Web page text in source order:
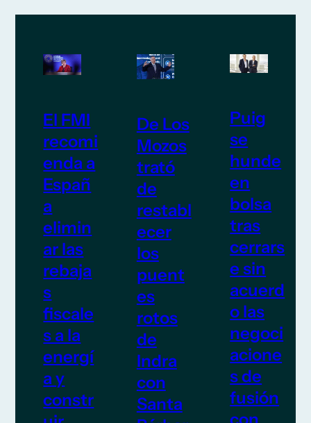
El FMI
recomi
enda a
Españ
a
elimin
ar las
rebaja
s
fiscale
s a la
energí
a y
constr
De Los
Mozos
trató
de
restabl
ecer
los
puent
es
rotos
de
Indra
con
Santa
Puig
se
hunde
en
bolsa
tras
cerrars
e sin
acuerd
o las
negoci
acione
s de
fusión
con